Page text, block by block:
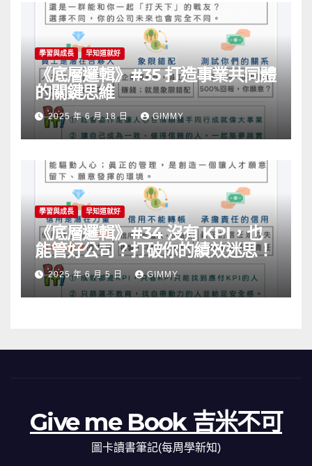
學習與成長 早知道就好
《底層邏輯》#35 打造事業共同體
的關鍵思維
2025 年 6 月 18 日 GIMMY
學習與成長 早知道就好
《底層邏輯》#34 沒有 KPI，也
能管好公司？打破你的績效迷思！
2025 年 6 月 5 日 GIMMY
Give me Book 吉米不可
圖卡讀書筆記(每周學新知)